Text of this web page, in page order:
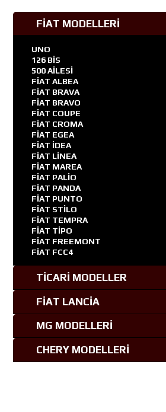
FİAT MODELLERİ
UNO
126 BİS
500 AİLESİ
FİAT ALBEA
FİAT BRAVA
FİAT BRAVO
FİAT COUPE
FİAT CROMA
FİAT EGEA
FİAT İDEA
FİAT LİNEA
FİAT MAREA
FİAT PALİO
FİAT PANDA
FİAT PUNTO
FİAT STİLO
FİAT TEMPRA
FİAT TİPO
FİAT FREEMONT
FİAT FCC4
TİCARİ MODELLER
FİAT LANCİA
MG MODELLERİ
CHERY MODELLERİ